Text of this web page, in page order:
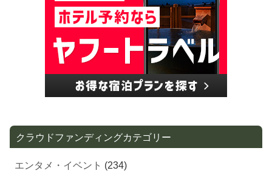
エンタメ・イベント(234)
地域・街づくり(206)